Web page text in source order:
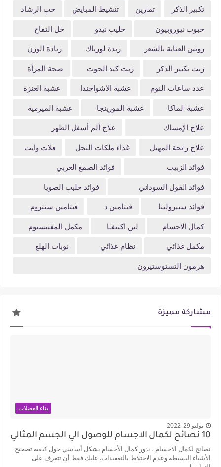
تكبير الذكر
تمارين تنشيط المبايض
حب الرشاد
حبوب نيوروبيون
حليب نيدو
خل التفاح
روتين العناية بالشعر
زبدة لورباك
زيادة الوزن
زيت تكبير الذكر
زيت كبد الحوت
صحة المرأة
عدد ساعات النوم
عشبة الاشواجندا
عشبة العنزة
عشبة الماكا
عشبة المورينجا
عشبة الميرمية
علاج الإمساك
علاج ألم أسفل الظهر
علاج رائحة المهبل
غذاء ملكات النحل
فلات وايت
فوائد الزبيب
فوائد الصمغ العربي
فوائد الفول السوداني
فوائد حليب الصويا
فوائد سبيرولينا
فيتامين د
فيتامين سنتروم
كمال الاجسام
لبن اكتيفيا
مكمل المغنيسيوم
مكمل غذائي
نظام غذائي
نوبات الهلع
هرمون التستوستيرون
مشاركة مميزة
بناء العضلات
يوليو 29, 2022
10 نصائح لكمال الاجسام للوصول الي الجسم المثالي
نصائح لكمال الاجسام ، يدور كمال الأجسام بشكل أساسي حول كيفية تصحيح
الأشياء البسيطة وعدم الاختلاط بالتعقيدات. عليك فقط أن تتعرف على